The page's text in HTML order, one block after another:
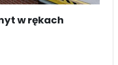
w rękach